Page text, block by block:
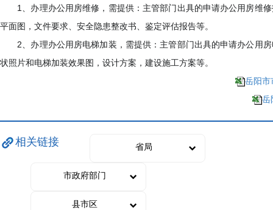
1、办理办公用房维修，需提供：主管部门出具的申请办公用房维修
平面图，文件要求、安全隐患整改书、鉴定评估报告等。
2、办理办公用房电梯加装，需提供：主管部门出具的申请办公用房
状照片和电梯加装效果图，设计方案，建设施工方案等。
岳阳市
岳
相关链接 省局
市政府部门
县市区